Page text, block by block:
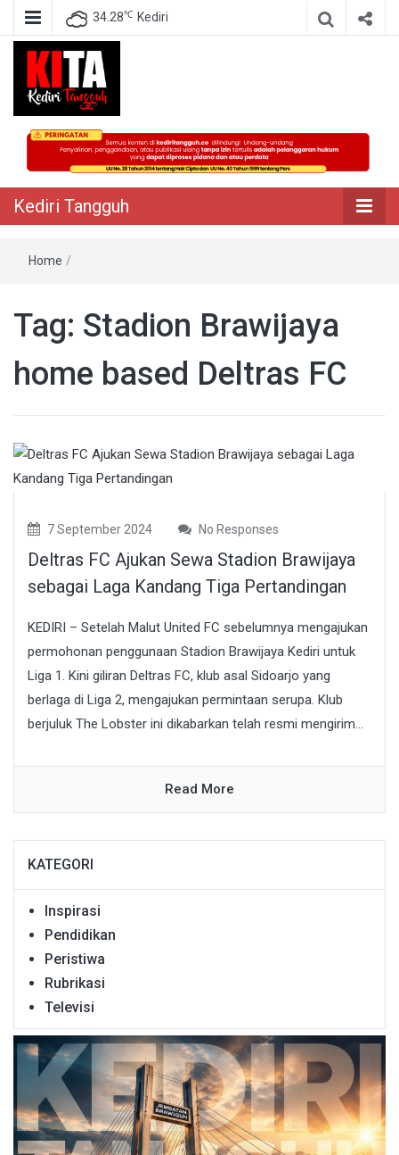
34.28℃ Kediri
Kediri Tangguh
Berita Akurat Terpercaya
Kediri Tangguh
Home /
Tag: Stadion Brawijaya
home based Deltras FC
7 September 2024 No Responses
Deltras FC Ajukan Sewa Stadion Brawijaya
sebagai Laga Kandang Tiga Pertandingan
KEDIRI – Setelah Malut United FC sebelumnya mengajukan
permohonan penggunaan Stadion Brawijaya Kediri untuk
Liga 1. Kini giliran Deltras FC, klub asal Sidoarjo yang
berlaga di Liga 2, mengajukan permintaan serupa. Klub
berjuluk The Lobster ini dikabarkan telah resmi mengirim...
Read More
KATEGORI
Inspirasi
Pendidikan
Peristiwa
Rubrikasi
Televisi